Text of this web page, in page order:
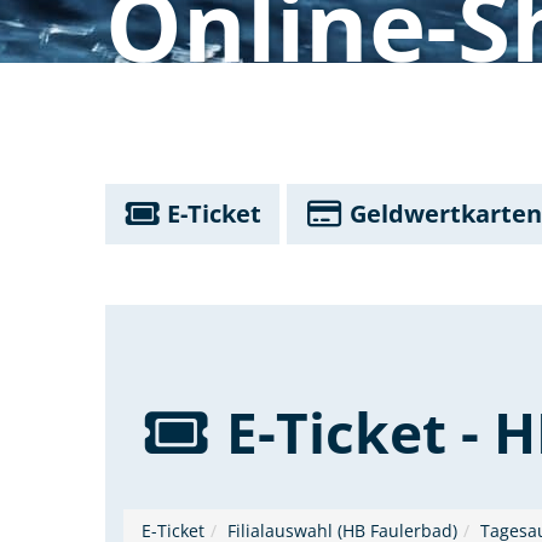
E-Ticket Geldwertkarten
E-Ticket -
E-Ticket Filialauswahl (HB Faulerbad)